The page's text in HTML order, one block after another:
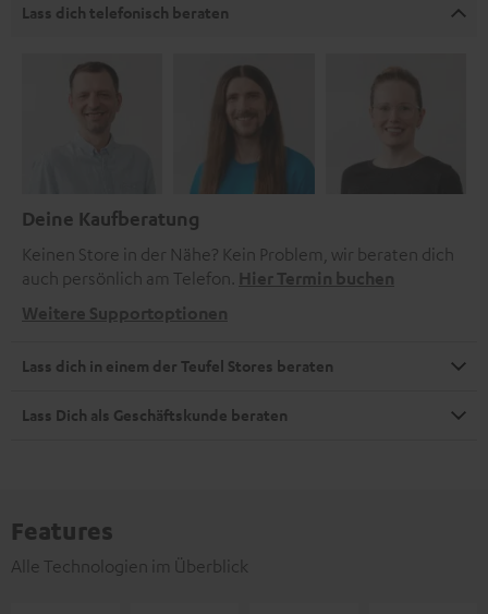
Lass dich telefonisch beraten
Deine Kaufberatung
Keinen Store in der Nähe? Kein Problem, wir beraten dich
auch persönlich am Telefon. Hier Termin buchen
Weitere Supportoptionen
Lass dich in einem der Teufel Stores beraten
Lass Dich als Geschäftskunde beraten
Features
Alle Technologien im Überblick